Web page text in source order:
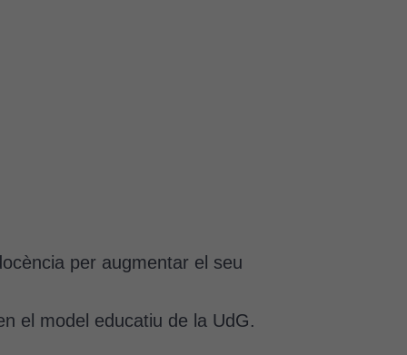
per augmentar el seu
el model educatiu de la UdG.